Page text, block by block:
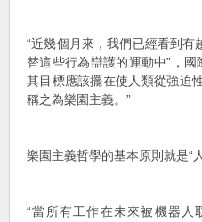
“近幾個月來，我們已經看到
替這些行為辯護的運動中”，
其目標應該擺在使人類從強迫
稱之為樂園主義。”
樂園主義哲學的基本原則就是“
“當所有工作在未來被機器